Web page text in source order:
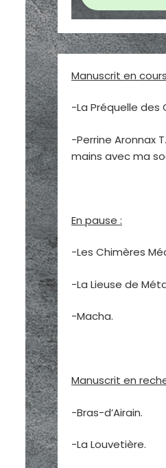
Manuscrit en
-La Préquelle des
-Perrine Aronnax
mains avec ma
En pause :
-Les Chimères
-La Lieuse de
-Macha.
Manuscrit en
-Bras-d’Airain.
-La Louvetière.